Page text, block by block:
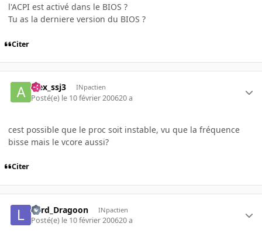
l'ACPI est activé dans le BIOS ?
Tu as la derniere version du BIOS ?
Citer
alex_ssj3 INpactien
Posté(e) le 10 février 200620 a
cest possible que le proc soit instable, vu que la fréquence
bisse mais le vcore aussi?
Citer
Lord_Dragoon INpactien
Posté(e) le 10 février 200620 a